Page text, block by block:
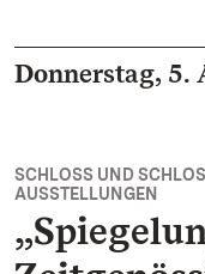
Donnerstag, 5.
SCHLOSS UND
AUSSTELLUNGEN